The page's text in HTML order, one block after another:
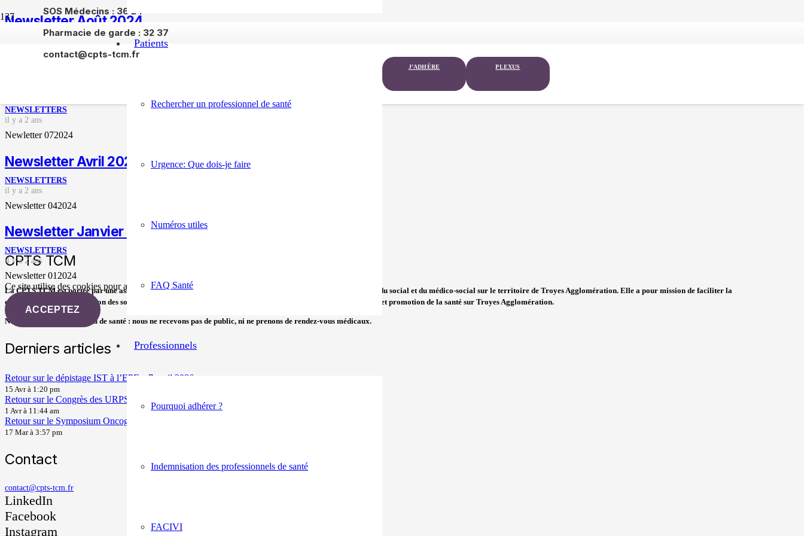
SOS Médecins : 36 24
Pharmacie de garde : 32 37
contact@cpts-tcm.fr
Patients
Rechercher un professionnel de santé
Urgence: Que dois-je faire
Numéros utiles
FAQ Santé
Professionnels
Pourquoi adhérer ?
Indemnisation des professionnels de santé
FACIVI
J’ADHÈRE PLEXUS
Newsletter Août 2024
NEWSLETTERS
NEWSLETTERS
il y a 2 ans
Newletter 072024
Newsletter Avril 2024
NEWSLETTERS
il y a 2 ans
Newsletter 042024
Newsletter Janvier 2024
NEWSLETTERS
il y a 2 ans
Newsletter 012024
CPTS TCM
La CPTS TCM est portée par une association loi 1901 et fédère des professionnels et des organisations de santé, du social et du médico-social sur le territoire de Troyes Agglomération. Elle a pour mission de faciliter la
coordination et l’organisation des soins sur le territoire et de mener des actions de santé publique, de prévention et promotion de la santé sur Troyes Agglomération.
Nous ne sommes pas un lieu de santé : nous ne recevons pas de public, ni ne prenons de rendez-vous médicaux.
Derniers articles
Retour sur le dépistage IST à l’EPF – 7 avril 2026
15 Avr à 1:20 pm
Retour sur le Congrès des URPS Grand Est – 26 et 27 Mars 2026 à Reims
1 Avr à 11:44 am
Retour sur le Symposium Oncogénétique du 12 mars 2026
17 Mar à 3:57 pm
Contact
contact@cpts-tcm.fr
LinkedIn
Facebook
Instagram
Ce site utilise des cookies pour améliorer votre expérience.
ACCEPTEZ